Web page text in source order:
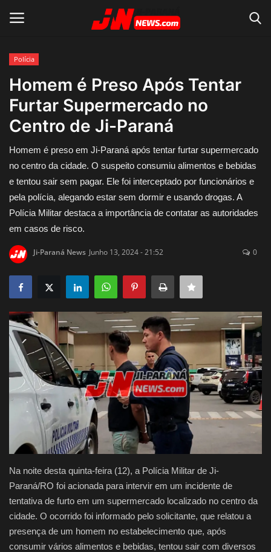
Home
Acidente
Notícias do Mundo
Polícia
Política
Justiça
Brasil
Educação
Saúde
Galeria
Polícia
Homem é Preso Após Tentar
Furtar Supermercado no
Centro de Ji-Paraná
Homem é preso em Ji-Paraná após tentar furtar supermercado
no centro da cidade. O suspeito consumiu alimentos e bebidas
e tentou sair sem pagar. Ele foi interceptado por funcionários e
pela polícia, alegando estar sem dormir e usando drogas. A
Polícia Militar destaca a importância de contatar as autoridades
em casos de risco.
Ji-Paraná News Junho 13, 2024 - 21:52 0
Na noite desta quinta-feira (12), a Polícia Militar de Ji-
Paraná/RO foi acionada para intervir em um incidente de
tentativa de furto em um supermercado localizado no centro da
cidade. O ocorrido foi informado pelo solicitante, que relatou a
presença de um homem no estabelecimento que, após
consumir vários alimentos e bebidas, tentou sair com diversos